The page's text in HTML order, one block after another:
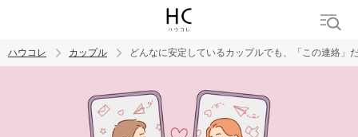
ハウコレ カップル どんなに安定しているカップルでも、「この連絡」